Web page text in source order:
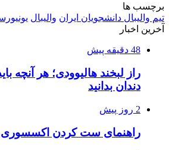
برچسب ها
تیم والیبال دانشجویان ایران والیبال
آخرین اخبار
48 دقیقه پیش
راز لبخند هالیوودی؛ هر آنچه
دندان بدانید
2 روز پیش
راهنمای ست کردن اکسسوری